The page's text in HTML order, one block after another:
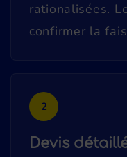
rationalisées.
confirmer la
2
Devis